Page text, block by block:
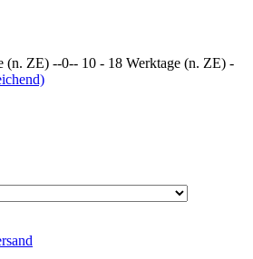
10 - 18 Werktage (n. ZE) -